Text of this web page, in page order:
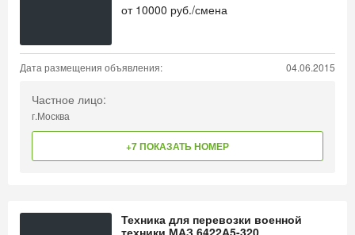
от 10000 руб./смена
Дата размещения объявления: 04.06.2015
Частное лицо:
г.Москва
+7 ПОКАЗАТЬ НОМЕР
Техника для перевозки военной
техники МАЗ 6422А5-320